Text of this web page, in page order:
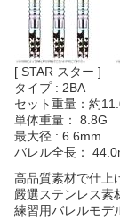
[ STAR スター ]
タイプ : 2BA
セット重量： 約
単体重量： 8.8G
最大径 : 6.6mm
バレル全長：
高品質素材で仕上
嚴選ステンレス素
練習用バレルモデ